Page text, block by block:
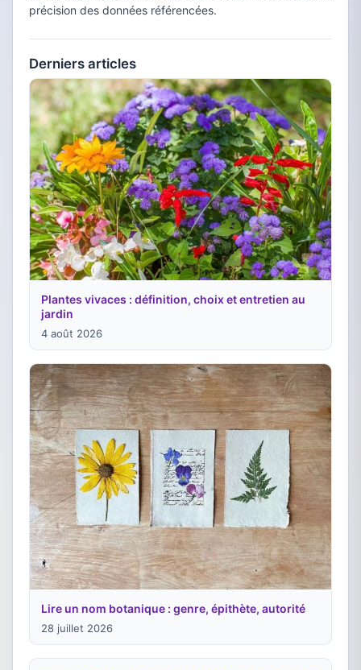
précision des données référencées.
Derniers articles
Plantes vivaces : définition, choix et entretien au
jardin
4 août 2026
Lire un nom botanique : genre, épithète, autorité
28 juillet 2026